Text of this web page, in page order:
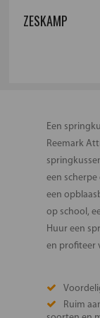
ZESKAMP
Een
Reemark
een
een
op school,
Huur een
en profiteer
Ruim